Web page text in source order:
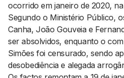
WHATSAPP
+351 912 127 577
ocorrido em janeiro de 2020,
Segundo o Ministério Público,
Canha, João Gouveia e
ser absolvidos, enquanto o
Simões foi censurado, sendo
desobediência e alegada